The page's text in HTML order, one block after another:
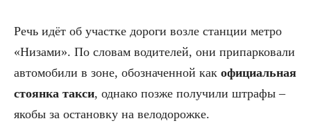
Речь идёт об участке дороги возле станции метро
«Низами». По словам водителей, они припарковали
автомобили в зоне, обозначенной как официальная
стоянка такси, однако позже получили штрафы –
якобы за остановку на велодорожке.